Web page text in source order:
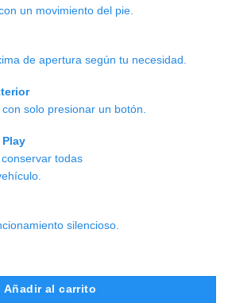
un movimiento del pie.
de apertura según tu necesidad.
solo presionar un botón.
todas
.
silencioso.
Añadir al carrito